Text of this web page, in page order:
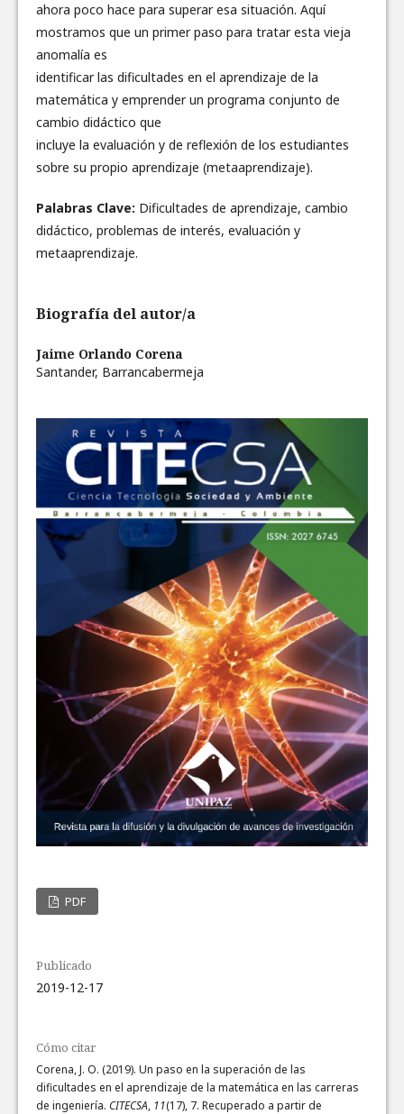
ahora poco hace para superar esa situación. Aquí
mostramos que un primer paso para tratar esta vieja
anomalía es
identificar las dificultades en el aprendizaje de la
matemática y emprender un programa conjunto de
cambio didáctico que
incluye la evaluación y de reflexión de los estudiantes
sobre su propio aprendizaje (metaaprendizaje).
Palabras Clave: Dificultades de aprendizaje, cambio
didáctico, problemas de interés, evaluación y
metaaprendizaje.
Biografía del autor/a
Jaime Orlando Corena
Santander, Barrancabermeja
PDF
Publicado
2019-12-17
Cómo citar
Corena, J. O. (2019). Un paso en la superación de las
dificultades en el aprendizaje de la matemática en las carreras
de ingeniería.CITECSA, 11(17), 7. Recuperado a partir de